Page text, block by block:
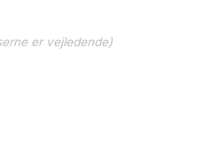
er vejledende)